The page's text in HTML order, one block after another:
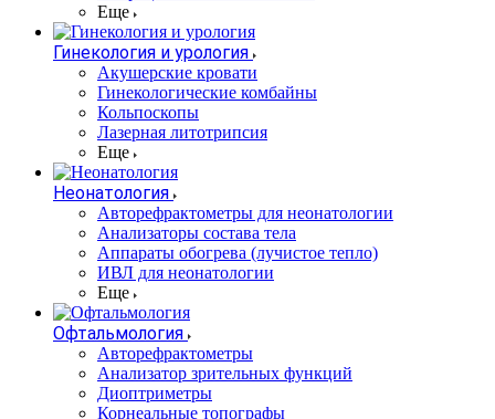
Еще
Гинекология и урология
Акушерские кровати
Гинекологические комбайны
Кольпоскопы
Лазерная литотрипсия
Еще
Неонатология
Авторефрактометры для неонатологии
Анализаторы состава тела
Аппараты обогрева (лучистое тепло)
ИВЛ для неонатологии
Еще
Офтальмология
Авторефрактометры
Анализатор зрительных функций
Диоптриметры
Корнеальные топографы